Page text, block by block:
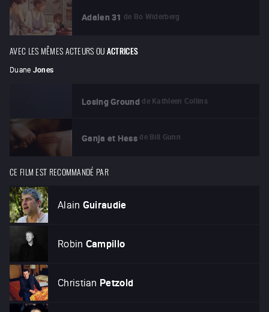
Adalen 31 de Bo Widerberg
AVEC LES MÊMES ACTEURS OUACTRICES
Duane Jones
Losing Ground de Kathleen Collins
Ganja et Hess de Bill Gunn
CE FILM EST RECOMMANDÉ PAR
Alain Guiraudie
Robin Campillo
Christian Petzold